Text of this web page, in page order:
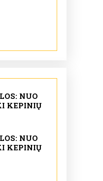
NUO
KEPINIŲ
NUO
KEPINIŲ